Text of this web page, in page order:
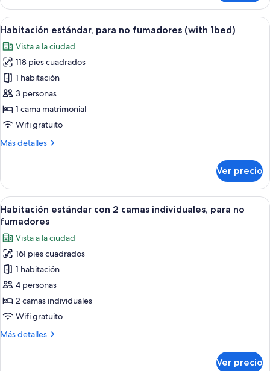
estándar,
para
no
(with
1bed)
Abrir
todas
las
fotos
de
Habitación
estándar,
para
fumadores
Una habitación de hotel con cama,
17
Habitación estándar, para no fumadores (with 1bed)
Vista a la ciudad
118 pies cuadrados
1 habitación
3 personas
1 cama matrimonial
Wifi gratuito
Más detalles
Más
estándar,
para
no
fumadores
1bed)
Ver precio
Abrir
todas
las
fotos
de
Habitación
estándar
con
2
individuales,
17
Habitación estándar con 2 camas individuales, para no
fumadores
Vista a la ciudad
161 pies cuadrados
1 habitación
4 personas
2 camas individuales
Wifi gratuito
Más detalles
Más
Ver precio